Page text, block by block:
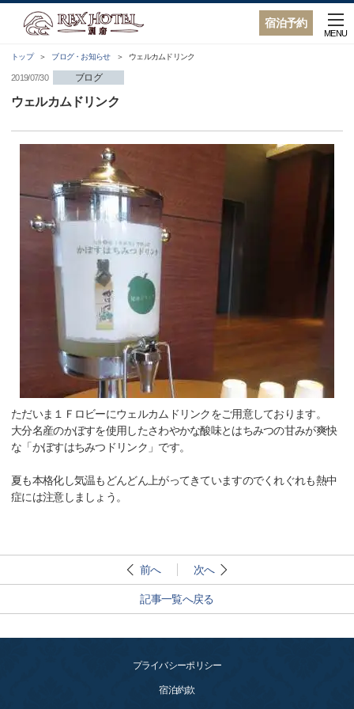
宿泊予約
MENU
トップ ブログ・お知らせ ウェルカムドリンク
2019/07/30 ブログ
ウェルカムドリンク
ただいま１Ｆロビーにウェルカムドリンクをご用意しております。
大分名産のかぼすを使用したさわやかな酸味とはちみつの甘みが爽快
な「かぼすはちみつドリンク」です。
夏も本格化し気温もどんどん上がってきていますのでくれぐれも熱中
症には注意しましょう。
前へ 次へ
記事一覧へ戻る
プライバシーポリシー
宿泊約款